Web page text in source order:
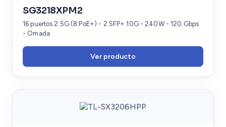
SG3218XPM2
16 puertos 2.5G (8 PoE+) - 2 SFP+ 10G - 240W - 120 Gbps
- Omada
Ver producto